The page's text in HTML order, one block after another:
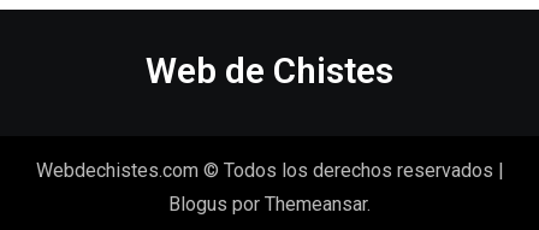
Web de Chistes
Webdechistes.com © Todos los derechos reservados
Blogus por Themeansar.